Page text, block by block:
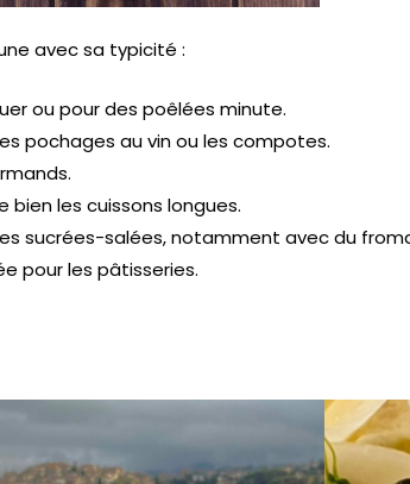
avec sa typicité :
ou pour des poêlées minute.
pochages au vin ou les compotes.
les cuissons longues.
sucrées-salées, notamment avec du
pour les pâtisseries.